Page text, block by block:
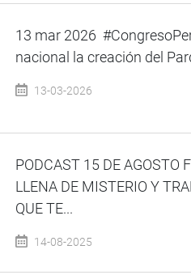
13 mar 2026
nacional la creación del
13-03-2026
PODCAST 15 DE AGOSTO
LLENA DE MISTERIO Y
QUE TE...
14-08-2025